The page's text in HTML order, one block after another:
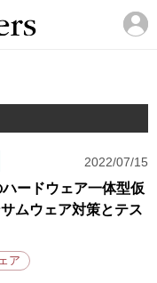
2022/07/15
ードウェア一体型仮
ムウェア対策とテス
ア